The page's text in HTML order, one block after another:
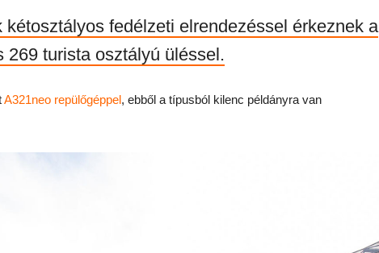
fedélzeti elrendezéssel érkeznek a
269 turista osztályú üléssel.
A321neo repülőgéppel, ebből a típusból kilenc példányra van